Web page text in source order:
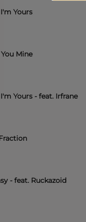
Yours
Mine
Yours - feat. Irfrane
- feat. Ruckazoid